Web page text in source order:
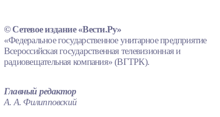
© Сетевое издание «Вести.Ру»
«Федеральное государственное унитарное предприятие
Всероссийская государственная телевизионная и
радиовещательная компания» (ВГТРК).
Главный редактор
А. А. Филипповский